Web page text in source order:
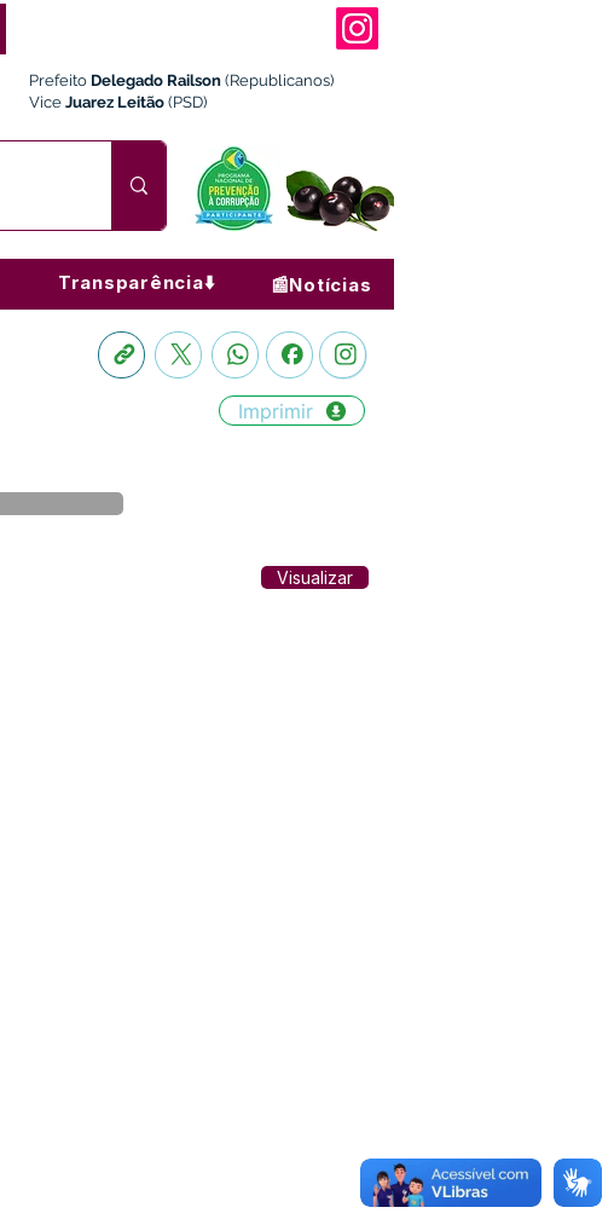
Prefeito Delegado Railson (Republicanos)
Vice Juarez Leitão (PSD)
Transparência⬇️ 📰Notícias
Imprimir
Visualizar